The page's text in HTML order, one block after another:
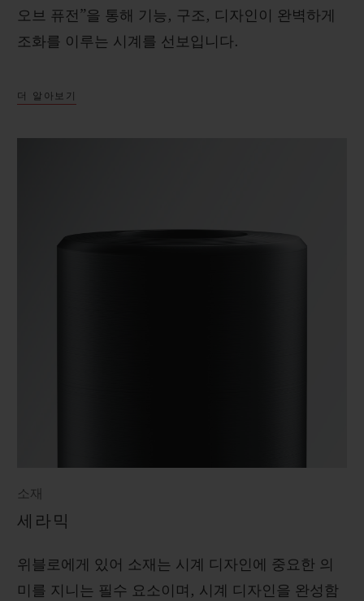
오브 퓨전”을 통해 기능, 구조, 디자인이 완벽하게
조화를 이루는 시계를 선보입니다.
더 알아보기
소재
세라믹
위블로에게 있어 소재는 시계 디자인에 중요한 의
미를 지니는 필수 요소이며, 시계 디자인을 완성함